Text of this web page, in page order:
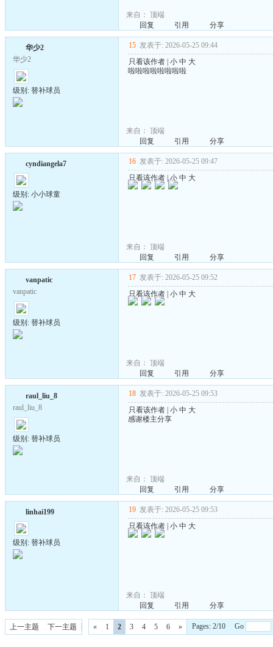
来自： 顶端
回复
引用 分享
华少2
华少2
级别: 替补球员
15 发表于: 2026-05-25 09:44
只看该作者 小 中 大
啦啦啦啦啦啦啦啦
来自： 顶端
回复
引用 分享
cyndiangela7
级别: 小小球童
16 发表于: 2026-05-25 09:47
只看该作者 |小 中 大
来自： 顶端
回复
引用 分享
vanpatic
vanpatic
级别: 替补球员
17 发表于: 2026-05-25 09:52
只看该作者 小 中 大
来自： 顶端
回复
引用 分享
raul_liu_8
raul_liu_8
级别: 替补球员
18 发表于: 2026-05-25 09:53
只看该作者 小 中 大
感谢楼主分享
来自： 顶端
回复
引用 分享
linhai199
级别: 替补球员
19 发表于: 2026-05-25 09:53
只看该作者 小 中 大
来自： 顶端
回复
引用 分享
上一主题 下一主题 « 1 2 3 4 5 6 » Pages: 2/10 Go